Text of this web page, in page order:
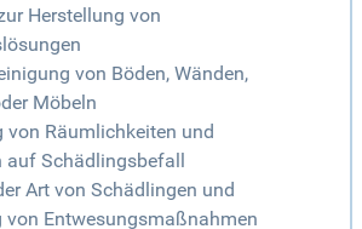
Herstellung von
von Böden, Wänden,
Möbeln
von Räumlichkeiten und
Schädlingsbefall
Art von Schädlingen und
von Entwesungsmaßnahmen